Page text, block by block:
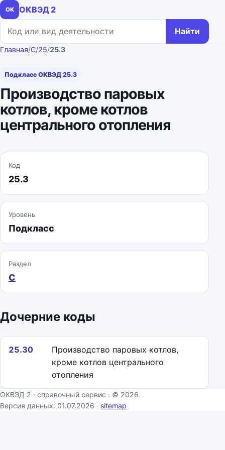
ОК
ОКВЭД 2
Поиск по коду или названию
Найти
Главная/C/25/25.3
Подкласс ОКВЭД 25.3
Производство паровых
котлов, кроме котлов
центрального отопления
Код
25.3
Уровень
Подкласс
Раздел
C
Дочерние коды
25.30
Производство паровых котлов,
кроме котлов центрального
отопления
ОКВЭД 2 · справочный сервис · © 2026
Версия данных: 01.07.2026 · sitemap